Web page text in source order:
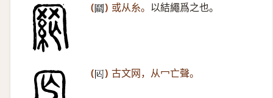
(𦋟 ) 或从糸。 以結繩爲之也。
(𠕈 ) 古文网，从冖亡聲。